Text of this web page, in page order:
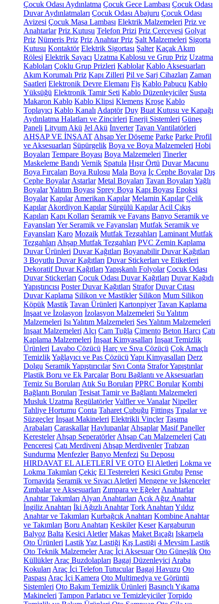
Çocuk Odası Aydınlatma Çocuk Gece Lambası Çocuk Odası
Duvar Aydınlatmaları Çocuk Odası Abajuru Çocuk Odası
Avizesi Çocuk Masa Lambası Elektrik Malzemeleri Priz ve
Anahtarlar Priz Kutusu Telefon Prizi Priz Çerçevesi Golyat
Priz Nümeris Priz Priz Anahtar Priz Şalt Malzemeleri Sigorta
Kutusu Kontaktör Elektrik Sigortası Şalter Kaçak Akım
Rölesi Elektrik Sayacı Uzatma Kablosu ve Grup Priz Uzatma
Kabloları Çoklu Grup Prizleri Kablolar Kablo Aksesuarları
Akım Korumalı Priz Kapı Zilleri Pil ve Şarj Cihazları Zaman
Saatleri Elektronik Devre Elemanı Fiş Kablo Pabucu Kablo
Yüksüğü Elektronik Tamir Seti Kablo Düzenleyiciler Susta
Makaron Kablo Kablo Klipsi Klemens Kroşe Kablo
Toplayıcı Kablo Kanalı Adaptör Duy Buat Kutusu ve Kapağı
Aydınlatma Halatları ve Zincirleri Enerji Sistemleri Güneş
Paneli Lityum Akü Jel Akü İnverter Tavan Vantilatörleri
AHŞAP VE İNŞAAT Ahşap Yer Döşeme Parke Parke Profil
ve Aksesuarları Süpürgelik Boya ve Boya Malzemeleri Hobi
Boyaları Tempare Boyası Boya Malzemeleri Tinerler
Maskeleme Bandı Vernik Spatula Hışır Örtü Duvar Macunu
Boya Fırçaları Boya Rulosu Mala Boya İç Cephe Boyalar Dış
Cephe Boyalar Astarlar Metal Boyaları Tavan Boyaları Yağlı
BoyalarYalıtım Boyası Sprey Boya Kapı Boyası Epoksi
Boyalar Kapılar Amerikan Kapılar Melamin Kapılar Çelik
Kapılar Akordiyon Kapılar Sürgülü Kapılar Acil Çıkış
Kapıları Kapı Kolları Seramik ve Fayans Banyo Seramik ve
Fayansları Yer Seramik ve Fayansları Mutfak Seramik ve
Fayansları Karo Mozaik Mutfak Tezgahları Laminant Mutfak
Tezgahları Ahşap Mutfak Tezgahları PVC Zemin Kaplama
Duvar Ürünleri Duvar Kağıtları Boyanabilir Duvar Kağıtları
3 Boyutlu Duvar Kağıtları Duvar Stickerları ve Etiketleri
Dekoratif Duvar Kağıtları Yapışkanlı Folyolar Çocuk Odası
Duvar Stickerları Çocuk Odası Duvar Kağıtları Duvar Kağıdı
Yapıştırıcısı Poster Duvar Kağıtları Strafor Duvar Çıtası
Duvar Kaplama Silikon ve Mastikler Silikon Mum Silikon
Köpük Mastik Tavan Ürünleri Kartonpiyer Tavan Kaplama
İnşaat ve İzolasyon İzolasyon Malzemeleri Su Yalıtım
Malzemeleri Isı Yalıtım Malzemeleri Ses Yalıtım Malzemeleri
İnşaat Malzemeleri Alçı Cam Tuğla Çimento Beton Harcı Çatı
Kaplama Malzemeleri İnşaat Kimyasalları İnşaat Temizlik
Ürünleri Lavabo Çözücü Harç ve Sıva Çözücü Çok Amaçlı
TemizlikYağlayıcı ve Pas Çözücü Yapı Kimyasalları Derz
Dolgu Seramik Yapıştırıcılar Sıvı Conta Strafor Yapıştırılar
Plastik Boru ve Ek Parçalar Boru Bağlantı ve Aksesuarları
Temiz Su Boruları Atık Su Boruları PPRC Borular Kombi
Bağlantı Boruları Tesisat Tamir ve Bağlantı Malzemeleri
Musluk Uzatma Regülatörler Valfler ve Vanalar Nipeller
Tahliye Hortumu Conta Taharet Çubuğu Fittings Tıpalar ve
Süzgeçler İnşaat Makineleri Elektrikli Vinçler Taşıma
Arabaları Caraskallar Havlupanlar Ahşaplar Masif Paneller
Keresteler Ahşap Seperatörler Ahşap Çatı Malzemeleri Çatı
Penceresi Çatı Merdiveni Ahşap Merdivenler Trabzan
Sundurma Menfezler Banyo Menfezi Su Deposu
HIRDAVAT EL ALETLERİ VE OTO El Aletleri Lokma ve
Lokma Takımları Çekiç El Testereleri Kesici Grubu Pense
Tornavida Seramik ve Sıvacı Aletleri Mengene ve İşkenceler
Zımbalar ve Aksesuarları Zımpara ve Eğeler Anahtarlar
Anahtar Takımları Alyan Anahtarları Açık Ağız Anahtar
İngiliz Anahtarı İki Ağızlı Anahtar Tork Anahtarı Yıldız
Anahtar ve Takımları Kurbağcık Anahtarı Kombine Anahtar
ve Takımları Boru Anahtarı Keskiler Keser Kargaburun
Balyoz Balta Kesici Aletler Makas Maket Bıçağı Iskarpela
Oto Ürünleri LastikYaz Lastiği Kış Lastiği 4 Mevsim Lastik
Oto Teknik Malzemeler Araç İçi Aksesuar Oto Güneşlik Oto
Küllükler Araç Buzdolapları Bagaj Düzenleyici Araba
Kokuları Araç İçi Telefon Tutucular Bagaj Havuzu Oto
Paspası Araç İçi Kamera Oto Multimedya ve Görüntü
Sistemleri Oto Bakım Temizlik Ürünleri Basınçlı Yıkama
Makineleri Tampon Parlatıcı ve Temizleyiciler Torpido